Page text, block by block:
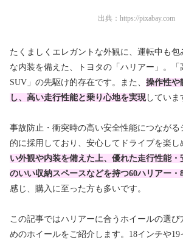
出典： https://pixabay.com
たくましくエレガントな外観に、運転中も
な内装を備えた、トヨタの「ハリアー」 。「
SUV」の先駆け的存在です。また、 操作性や
し、高い走行性能と乗り心地を実現していま
事故防止・衝突時の高い安全性能につなが
的に採用しており、安心してドライブを楽し
い外観や内装を備えた上、優れた走行性能
のいい収納スペースなどを持つ60ハリアー・
感じ、購入に至った方も多いです。
この記事ではハリアーに合うホイールの選び
めのホイールをご紹介します。18インチや